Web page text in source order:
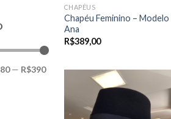
— R$390
CHAPÉUS
Chapéu Feminino – Modelo
Ana
R$389,00